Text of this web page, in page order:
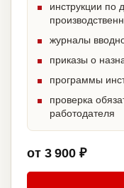
инструкции по
журналы
приказы о
программы
проверка
работодателя
от 3 900 ₽